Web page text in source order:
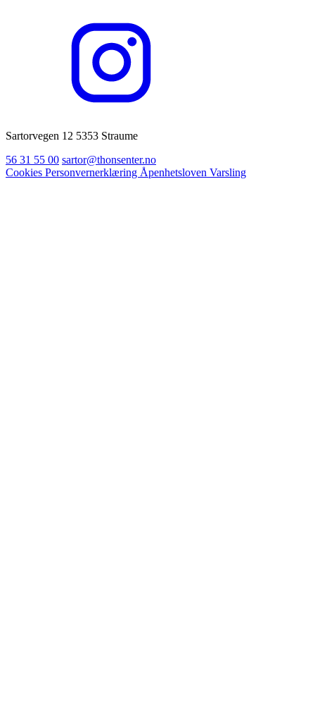
Sartorvegen 12 5353 Straume
56 31 55 00 sartor@thonsenter.no
Cookies Personvernerklæring Åpenhetsloven Varsling